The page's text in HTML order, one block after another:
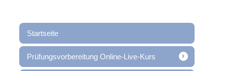
Startseite
Prüfungsvorbereitung Online-Live-Kurs